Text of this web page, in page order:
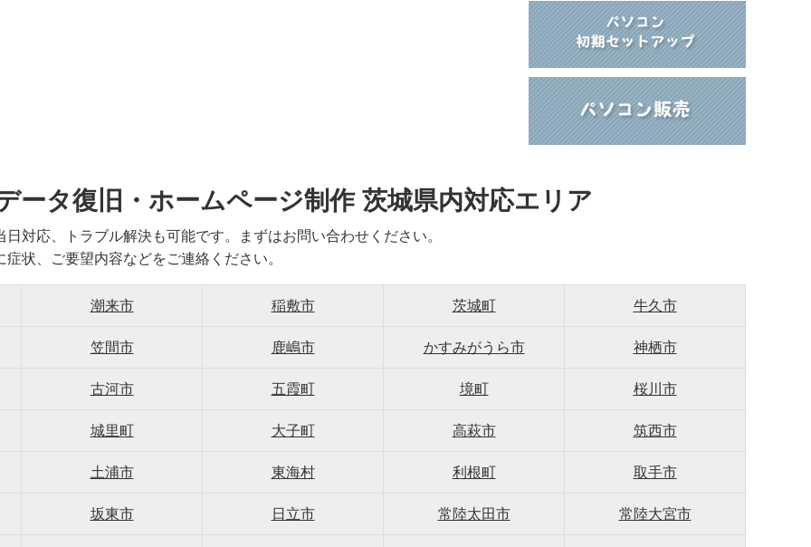
ータ復旧・ホームページ制作 茨城県内対応エリア
対応、トラブル解決も可能です。まずはお問い合わせください。
状、ご要望内容などをご連絡ください。
潮来市 稲敷市 茨城町 牛久市
笠間市 鹿嶋市 かすみがうら市 神栖市
古河市 五霞町 境町 桜川市
城里町 大子町 高萩市 筑西市
土浦市 東海村 利根町 取手市
坂東市 日立市 常陸太田市 常陸大宮市